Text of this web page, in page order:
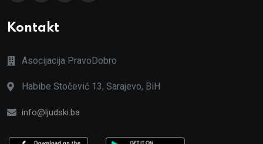
Kontakt
Asocijacija PravoDobro
Habibe Stočević 13, Sarajevo, BiH
info@ljudski.ba